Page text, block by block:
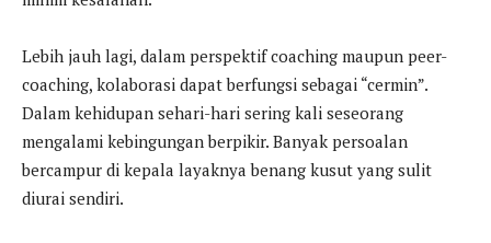
Lebih jauh lagi, dalam perspektif coaching maupun peer-
coaching, kolaborasi dapat berfungsi sebagai “cermin”.
Dalam kehidupan sehari-hari sering kali seseorang
mengalami kebingungan berpikir. Banyak persoalan
bercampur di kepala layaknya benang kusut yang sulit
diurai sendiri.